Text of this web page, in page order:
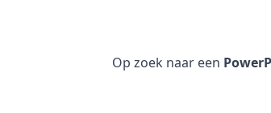
Op zoek naar een